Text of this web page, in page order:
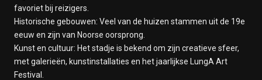
favoriet bij reizigers.
Historische gebouwen: Veel van de huizen stammen uit de 19e
eeuw en zijn van Noorse oorsprong.
Kunst en cultuur: Het stadje is bekend om zijn creatieve sfeer,
met galerieën, kunstinstallaties en het jaarlijkse LungA Art
Festival.